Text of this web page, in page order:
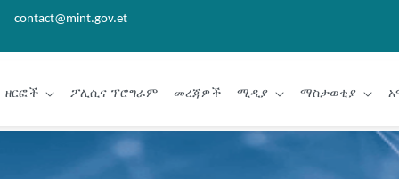
contact@mint.gov.et
ዘርፎች ፖሊሲና ፕሮግራም መረጃዎች ሚዲያ ማስታወቂያ